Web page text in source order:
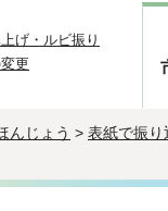
げ・ルビ振り
更
んじょう > 表紙で振